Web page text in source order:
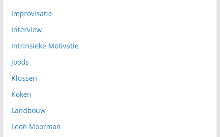
Improvisatie
Interview
Intrinsieke Motivatie
Joods
Klussen
Koken
Landbouw
Leon Moorman